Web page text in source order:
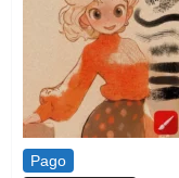
Pago